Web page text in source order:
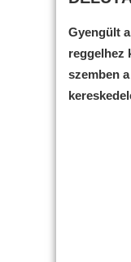
Gyengült
reggelhez
szemben